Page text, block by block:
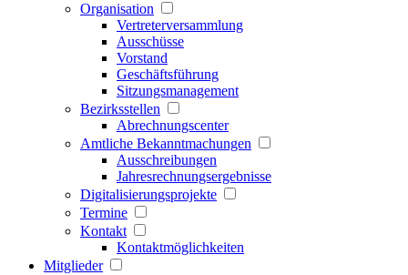
Organisation
Vertreterversammlung
Ausschüsse
Vorstand
Geschäftsführung
Sitzungsmanagement
Bezirksstellen
Abrechnungscenter
Amtliche Bekanntmachungen
Ausschreibungen
Jahresrechnungsergebnisse
Digitalisierungsprojekte
Termine
Kontakt
Kontaktmöglichkeiten
Mitglieder